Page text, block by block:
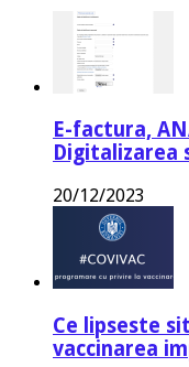
E-factura,
Digitalizarea
20/12/2023
Ce lipseste
vaccinarea